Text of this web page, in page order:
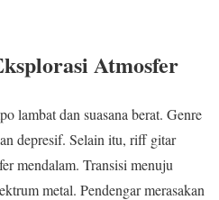
Atmosfer
lambat dan suasana berat. Genre
depresif. Selain itu, riff gitar
mendalam. Transisi menuju
metal. Pendengar merasakan